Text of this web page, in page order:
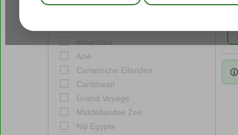
Azië
Canarische Eilanden
Caribbean
Grand Voyage
Middellandse Zee
Nijl Egypte